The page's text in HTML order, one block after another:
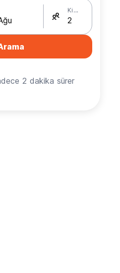
Kişi Sayısı
2 dakika sürer